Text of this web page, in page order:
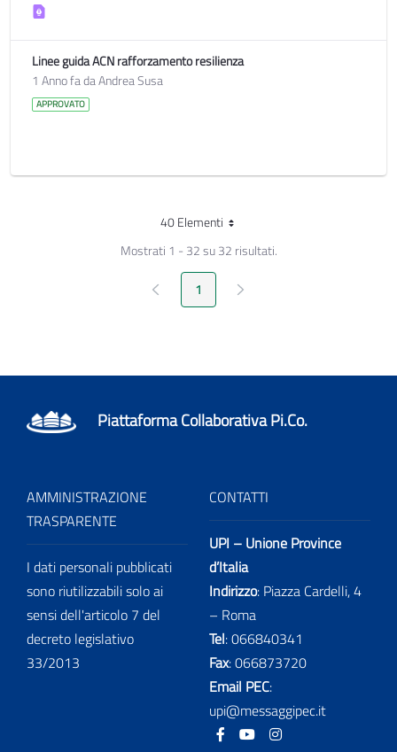
Linee guida ACN rafforzamento resilienza
1 Anno fa da Andrea Susa
APPROVATO
40 ElementiPer pagina
Mostrati 1 - 32 su 32 risultati.
Pagina Precedente
Pagina
1 Pagina Seguente
Piattaforma Collaborativa Pi.Co.
AMMINISTRAZIONE
TRASPARENTE
I dati personali pubblicati
sono riutilizzabili solo ai
sensi dell'articolo 7 del
decreto legislativo
33/2013
CONTATTI
UPI – Unione Province
d’Italia
Indirizzo: Piazza Cardelli, 4
– Roma
Tel:066840341
Fax:066873720
Email PEC:
upi@messaggipec.it
FacebookYoutube